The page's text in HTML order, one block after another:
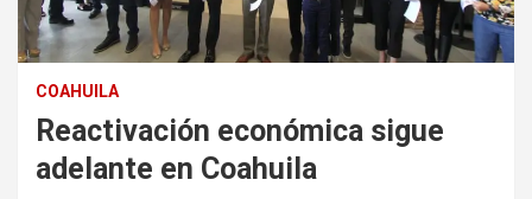
COAHUILA
Reactivación económica sigue
adelante en Coahuila